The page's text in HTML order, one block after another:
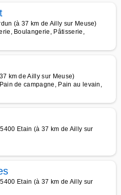
(à 37 km de Ailly sur Meuse)
Boulangerie, Pâtisserie,
km de Ailly sur Meuse)
de campagne, Pain au levain,
Etain (à 37 km de Ailly sur
Etain (à 37 km de Ailly sur